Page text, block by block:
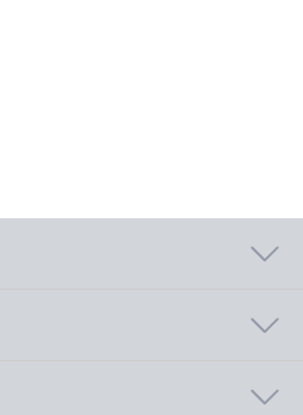
、金融業界など多くの開発実績